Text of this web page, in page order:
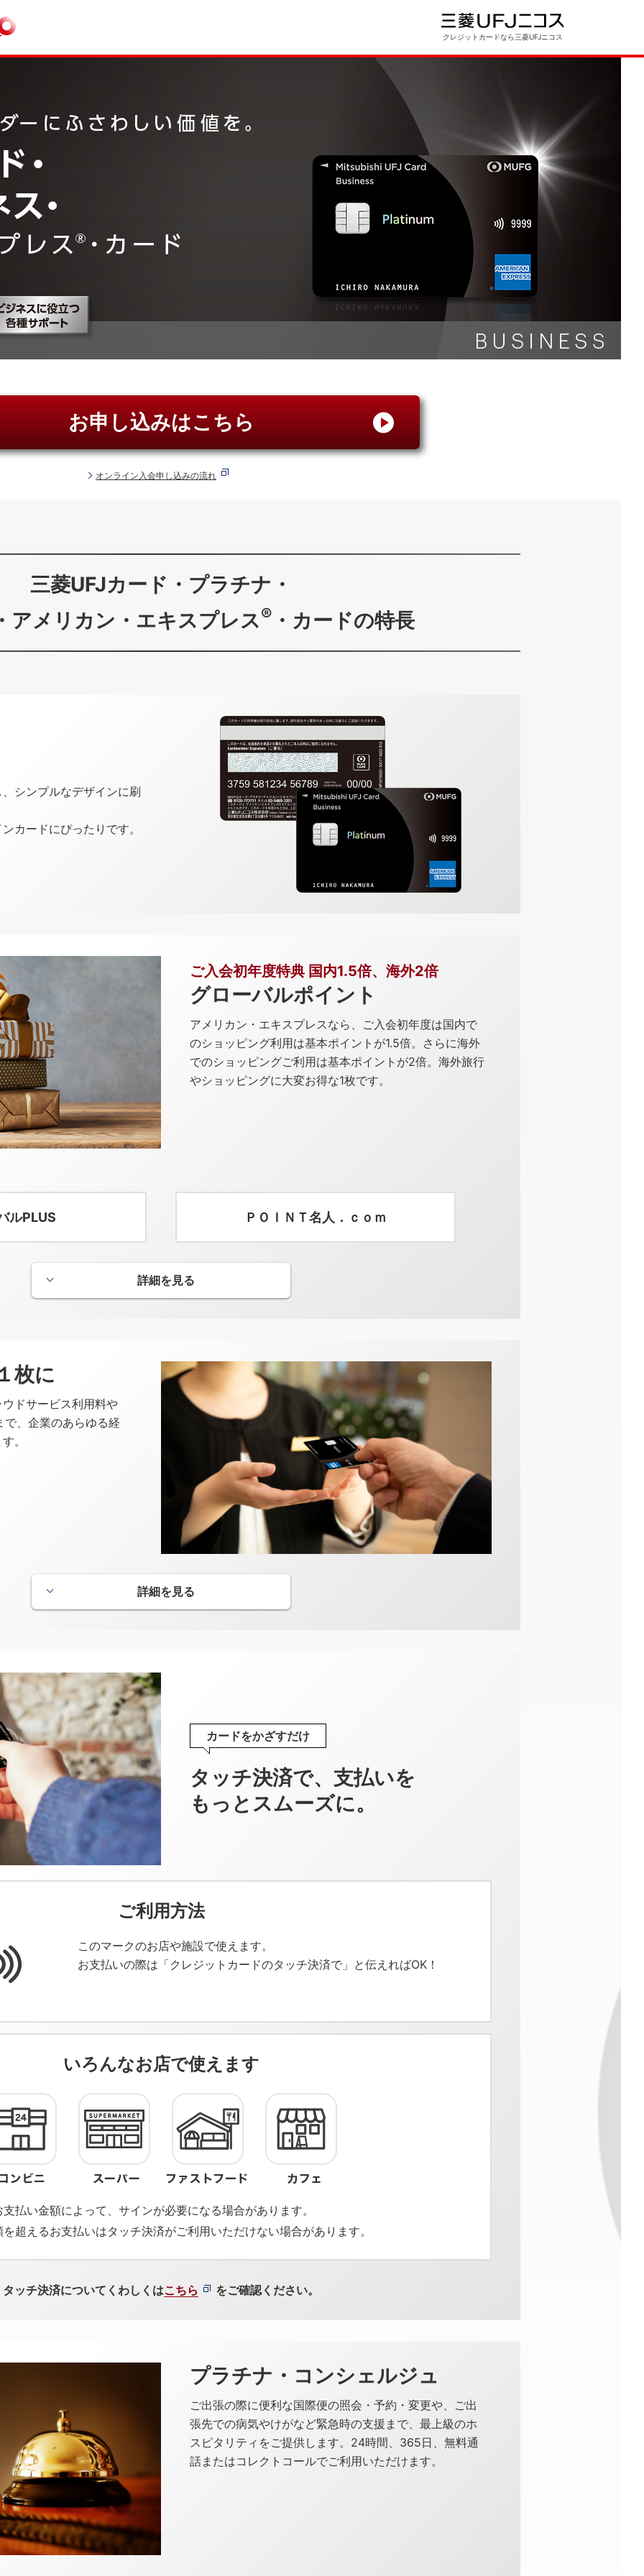
クレジットカードなら三菱UFJニコス
お申し込みはこちら
オンライン入会申し込みの流れ
三菱UFJカード・プラチナ・
アメリカン・エキスプレス®・カードの特長
シンプルなデザインに刷
カードにぴったりです。
ご入会初年度特典 国内1.5倍、海外2倍
グローバルポイント
アメリカン・エキスプレスなら、ご入会初年度は国内で
のショッピング利用は基本ポイントが1.5倍。さらに海外
でのショッピングご利用は基本ポイントが2倍。海外旅行
やショッピングに大変お得な1枚です。
ルPLUS ＰＯＩＮＴ名人．ｃｏｍ
グローバルPLUS
合
月間のご利用が10万円以上の方は、
基本ポイントの50％分を加算いたします。
原則毎月16日～翌月15日を対象期間とし、翌々月ご請求分にポイント付与いたします。
ＰＯＩＮＴ名人．ｃｏｍ
ＰＯＩＮＴ名人．ｃｏｍなら、いつものネットショッ
ピングでカードのポイントを賢く、お得にためられま
す。
詳細を見る
枚に
ドサービス利用料や
、企業のあらゆる経
。
詳細を見る
カードをかざすだけ
タッチ決済で、支払いを
もっとスムーズに。
ご利用方法
このマークのお店や施設で使えます。
お支払いの際は「クレジットカードのタッチ決済で」と伝えればOK！
いろんなお店で使えます
払い金額によって、サインが必要になる場合があります。
超えるお支払いはタッチ決済がご利用いただけない場合があります。
タッチ決済についてくわしくはこちら をご確認ください。
プラチナ・コンシェルジュ
ご出張の際に便利な国際便の照会・予約・変更や、ご出
張先での病気やけがなど緊急時の支援まで、最上級のホ
スピタリティをご提供します。24時間、365日、無料通
話またはコレクトコールでご利用いただけます。